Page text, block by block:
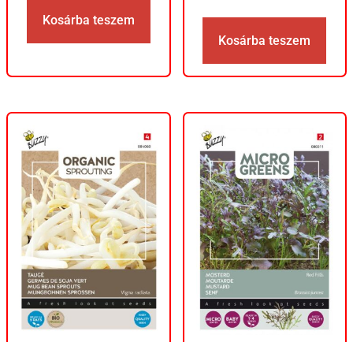
Kosárba teszem
Kosárba teszem